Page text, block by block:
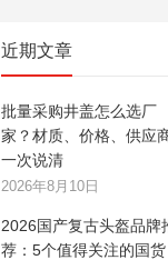
近期文章
批量采购井盖怎么选厂
家？材质、价格、供应
一次说清
2026年8月10日
2026国产复古头盔品牌
荐：5个值得关注的国货